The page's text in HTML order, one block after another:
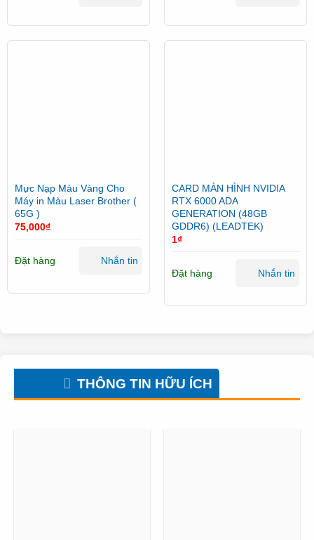
Mực Nạp Màu Vàng Cho
Máy in Màu Laser Brother (
65G )
75,000₫
Đặt hàng Nhắn tin
CARD MÀN HÌNH NVIDIA
RTX 6000 ADA
GENERATION (48GB
GDDR6) (LEADTEK)
1₫
Đặt hàng Nhắn tin
THÔNG TIN HỮU ÍCH